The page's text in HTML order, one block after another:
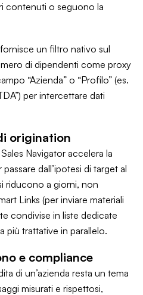
contenuti o seguono la
un filtro nativo sul
di dipendenti come proxy
“Azienda” o “Profilo” (es.
per intercettare dati
origination
Navigator accelera la
dall’ipotesi di target al
riducono a giorni, non
Links (per inviare materiali
condivise in liste dedicate
più trattative in parallelo.
e compliance
di un’azienda resta un tema
misurati e rispettosi,